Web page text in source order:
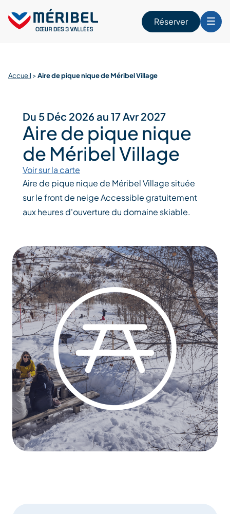
content
Réserver
Accueil >Aire de pique nique de Méribel Village
Du 5 Déc 2026 au 17 Avr 2027
Aire de pique nique
de Méribel Village
Voir sur la carte
Aire de pique nique de Méribel Village située
sur le front de neige Accessible gratuitement
aux heures d'ouverture du domaine skiable.